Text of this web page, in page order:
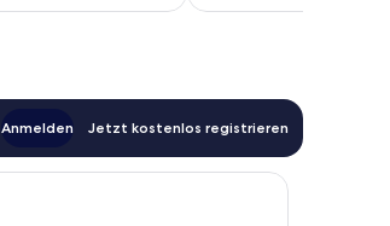
Anmelden Jetzt kostenlos registrieren